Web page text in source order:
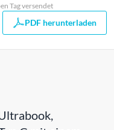
Tag versendet
PDF herunterladen